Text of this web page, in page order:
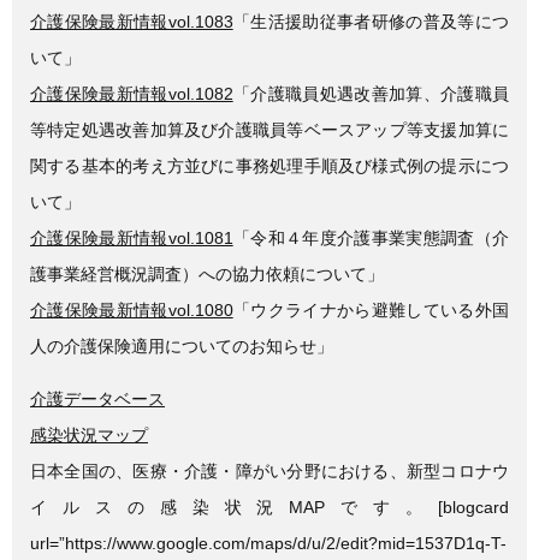
介護保険最新情報vol.1083 「生活援助従事者研修の普及等につ
いて」
介護保険最新情報vol.1082 「介護職員処遇改善加算、介護職員
等特定処遇改善加算及び介護職員等ベースアップ等支援加算に
関する基本的考え方並びに事務処理手順及び様式例の提示につ
いて」
介護保険最新情報vol.1081
「令和４年度介護事業実態調査（介
護事業経営概況調査）への協力依頼について」
介護保険最新情報vol.1080「ウクライナから避難している外国
人の介護保険適用についてのお知らせ」
介護データベース
感染状況マップ
日本全国の、医療・介護・障がい分野における、新型コロナウ
イルスの感染状況MAPです。[blogcard
url=”https://www.google.com/maps/d/u/2/edit?mid=1537D1q-T-